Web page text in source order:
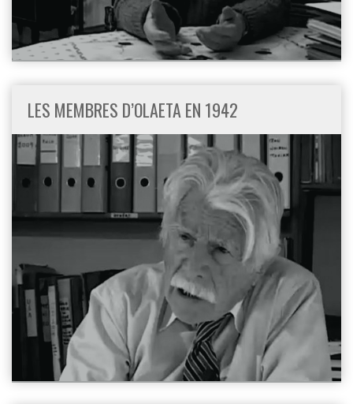
LES MEMBRES D’OLAETA EN 1942